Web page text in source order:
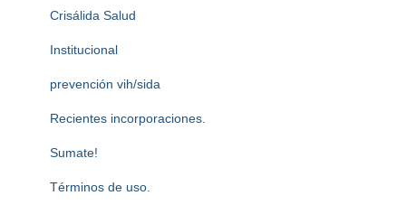
Crisálida Salud
Institucional
prevención vih/sida
Recientes incorporaciones.
Sumate!
Términos de uso.